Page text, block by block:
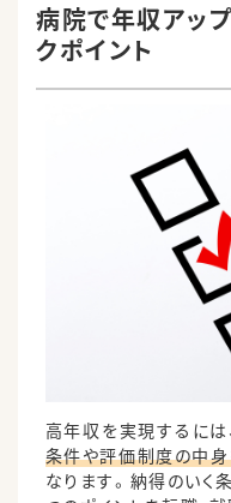
病院で年収アッ
クポイント
高年収を実現するには
条件や評価制度の中
なります。納得のいく